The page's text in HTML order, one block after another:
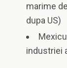
marime
dupa US)
industriei